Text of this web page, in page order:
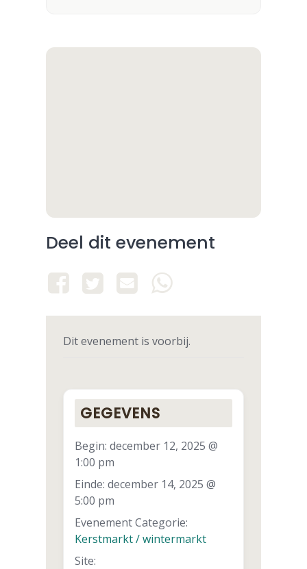
Deel dit evenement
Dit evenement is voorbij.
GEGEVENS
Begin: december 12, 2025 @
1:00 pm
Einde: december 14, 2025 @
5:00 pm
Evenement Categorie:
Kerstmarkt / wintermarkt
Site: